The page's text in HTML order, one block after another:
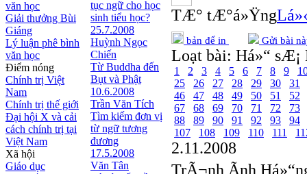
văn học
Giải thưởng Bùi
Giáng
Lý luận phê bình
văn học
Điểm nóng
Chính trị Việt
Nam
Chính trị thế giới
Đại hội X và cải
cách chính trị tại
Việt Nam
Xã hội
Giáo dục
tục ngữ cho học
sinh tiểu học?
25.7.2008
Huỳnh Ngọc
Chiến
Từ Buddha đến
Bụt và Phật
10.6.2008
Trần Văn Tích
Tìm kiếm đơn vị
từ ngữ tương
đương
17.5.2008
Văn Tân
TÆ° tÆ°á»Ÿng
bản để in Gửi bài
Loạt bài: Há»“ sÆ¡
1 2 3 4 5 6 7 8 9
25
26 27 28 29 30
31
46
47 48 49 50 51
52
67
68 69 70 71 72
73
88
89 90 91 92 93
94
107
108 109 110 111
2.11.2008
TrÃ¬nh Ãnh